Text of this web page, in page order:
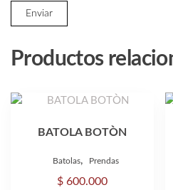
Productos
BATOLA BOTÒN
Batolas, Prendas
$600.000